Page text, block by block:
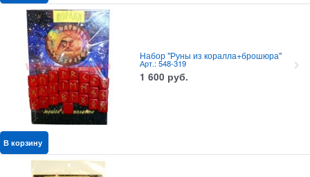
Набор "Руны из коралла+брошюра"
Арт.: 548-319
1 600 руб.
В корзину